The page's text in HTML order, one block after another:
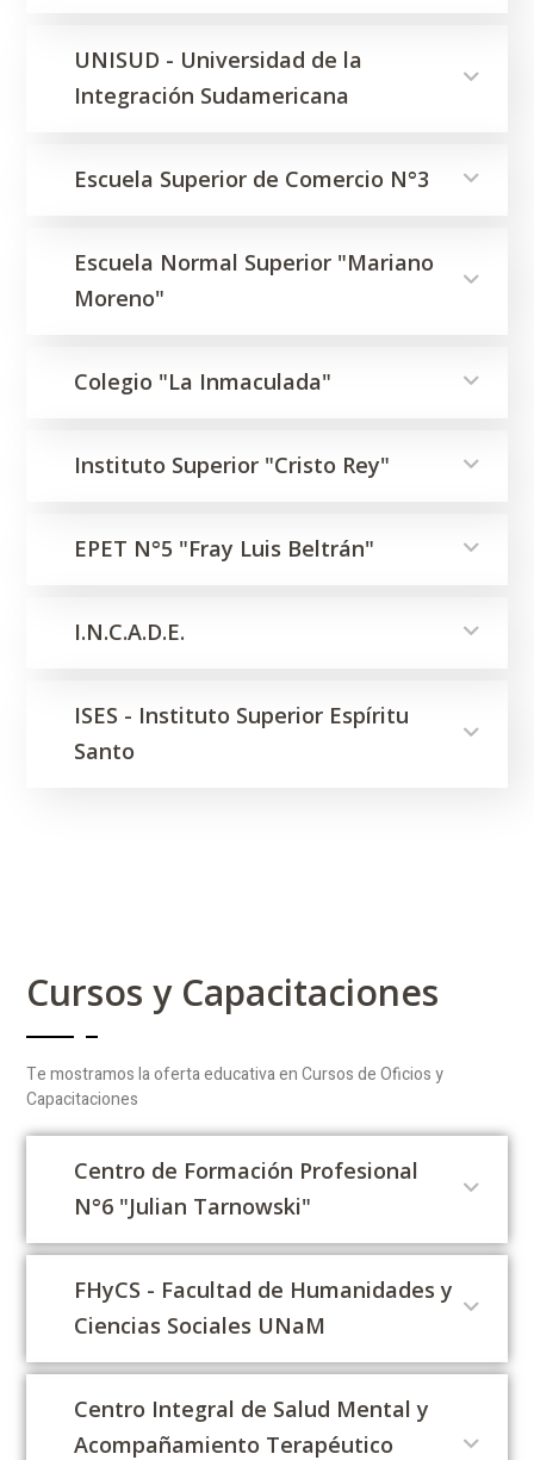
UNISUD - Universidad de la
Integración Sudamericana
Escuela Superior de Comercio N°3
Escuela Normal Superior "Mariano
Moreno"
Colegio "La Inmaculada"
Instituto Superior "Cristo Rey"
EPET N°5 "Fray Luis Beltrán"
I.N.C.A.D.E.
ISES - Instituto Superior Espíritu
Santo
Cursos y Capacitaciones
Te mostramos la oferta educativa en Cursos de Oficios y
Capacitaciones
Centro de Formación Profesional
N°6 "Julian Tarnowski"
FHyCS - Facultad de Humanidades y
Ciencias Sociales UNaM
Centro Integral de Salud Mental y
Acompañamiento Terapéutico